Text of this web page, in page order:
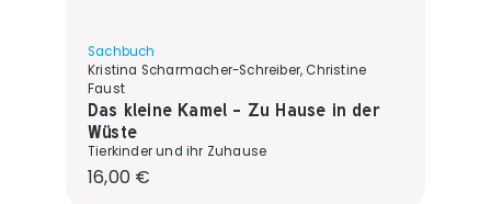
Sachbuch
Kristina Scharmacher-Schreiber, Christine
Faust
Das kleine Kamel - Zu Hause in der
Wüste
Tierkinder und ihr Zuhause
Regulärer Preis:
16,00 €